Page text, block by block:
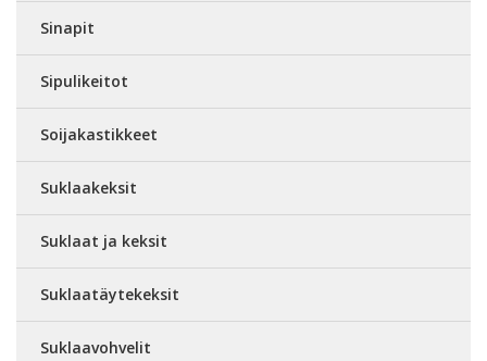
Sinapit
Sipulikeitot
Soijakastikkeet
Suklaakeksit
Suklaat ja keksit
Suklaatäytekeksit
Suklaavohvelit